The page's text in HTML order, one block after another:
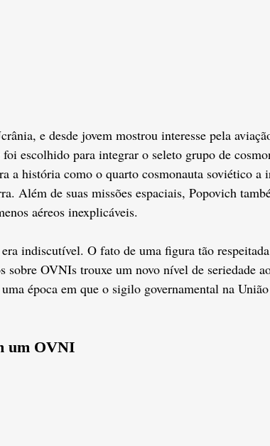
e desde jovem mostrou interesse pela
escolhido para integrar o seleto grupo de
a história como o quarto cosmonauta soviético a
Além de suas missões espaciais, Popovich
aéreos inexplicáveis.
indiscutível. O fato de uma figura tão
sobre OVNIs trouxe um novo nível de seriedade
época em que o sigilo governamental na
um OVNI